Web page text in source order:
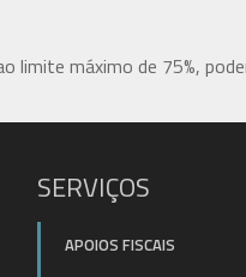
limite máximo de 75%,
SERVIÇOS
APOIOS FISCAIS